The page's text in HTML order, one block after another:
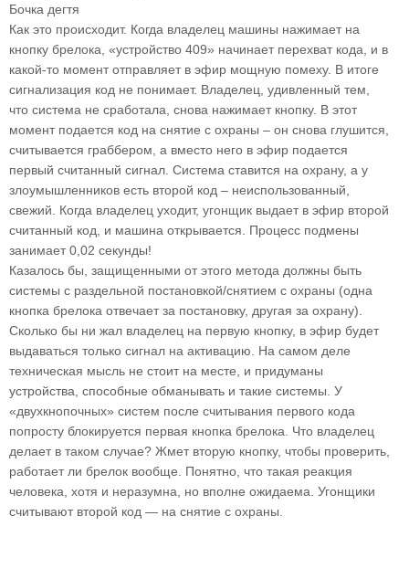
Бочка дегтя
Как это происходит. Когда владелец машины нажимает на
кнопку брелока, «устройство 409» начинает перехват кода, и в
какой-то момент отправляет в эфир мощную помеху. В итоге
сигнализация код не понимает. Владелец, удивленный тем,
что система не сработала, снова нажимает кнопку. В этот
момент подается код на снятие с охраны – он снова глушится,
считывается граббером, а вместо него в эфир подается
первый считанный сигнал. Система ставится на охрану, а у
злоумышленников есть второй код – неиспользованный,
свежий. Когда владелец уходит, угонщик выдает в эфир второй
считанный код, и машина открывается. Процесс подмены
занимает 0,02 секунды!
Казалось бы, защищенными от этого метода должны быть
системы с раздельной постановкой/снятием с охраны (одна
кнопка брелока отвечает за постановку, другая за охрану).
Сколько бы ни жал владелец на первую кнопку, в эфир будет
выдаваться только сигнал на активацию. На самом деле
техническая мысль не стоит на месте, и придуманы
устройства, способные обманывать и такие системы. У
«двухкнопочных» систем после считывания первого кода
попросту блокируется первая кнопка брелока. Что владелец
делает в таком случае? Жмет вторую кнопку, чтобы проверить,
работает ли брелок вообще. Понятно, что такая реакция
человека, хотя и неразумна, но вполне ожидаема. Угонщики
считывают второй код — на снятие с охраны.